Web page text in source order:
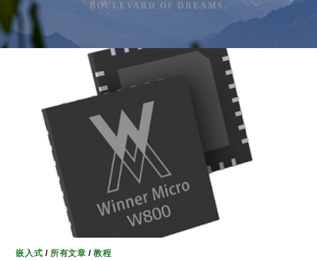
BOULEVARD OF DREAMS.
嵌入式 / 所有文章 /教程